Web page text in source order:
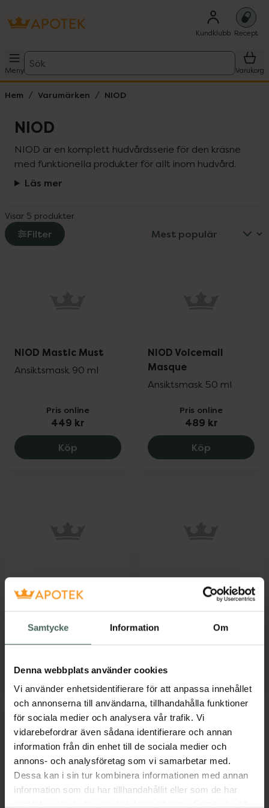
Samtycke Information Om
Denna webbplats använder cookies
Vi använder enhetsidentifierare för att anpassa innehållet
och annonserna till användarna, tillhandahålla funktioner
för sociala medier och analysera vår trafik. Vi
vidarebefordrar även sådana identifierare och annan
information från din enhet till de sociala medier och
annons- och analysföretag som vi samarbetar med.
Dessa kan i sin tur kombinera informationen med annan
information som du har tillhandahållit eller som de har
Kundklubb Recept
Meny
Sök
Varukorg
Hem Varumärken NIOD
NIOD
NIOD är en komplett hudvårdsserie för den kräsne
med funktionella produkter för allt inom hudvård.
Läs mer
Visar 5 produkter
Filter
NIOD Mastic Must
Ansiktsmask 90 ml
Pris online
449 kr
Köp NIOD Mastic Must, 449 kr.
NIOD Voicemail
Masque
Ansiktsmask 50 ml
Pris online
489 kr
Köp NIOD
Precursor 15%
Ansiktsserum 30 ml
KöpNIOD Non-acid Acid Precursor 15%,
Ansiktsmask 50 ml